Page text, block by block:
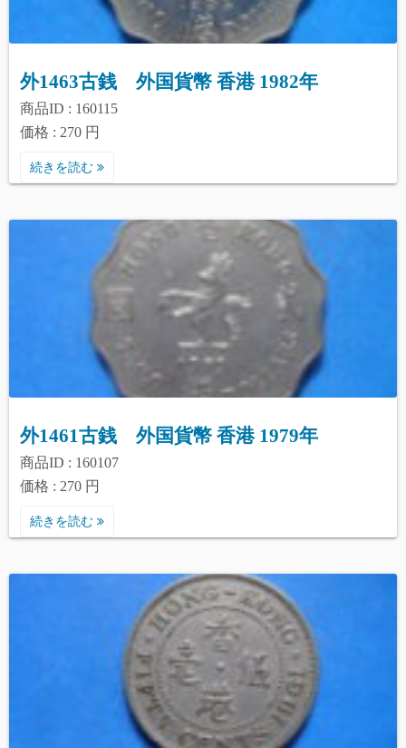
外1463古銭 外国貨幣 香港 1982年
商品ID : 160115
価格 : 270 円
続きを読む
外1461古銭 外国貨幣 香港 1979年
商品ID : 160107
価格 : 270 円
続きを読む